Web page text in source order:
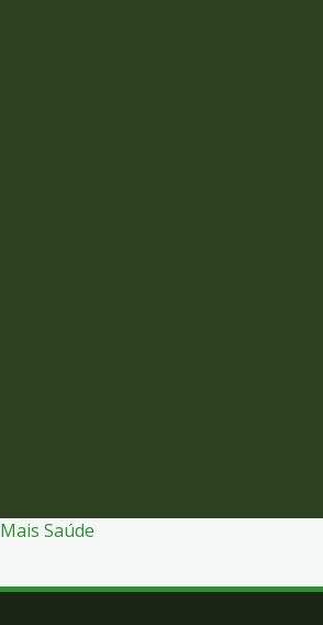
Mais Saúde